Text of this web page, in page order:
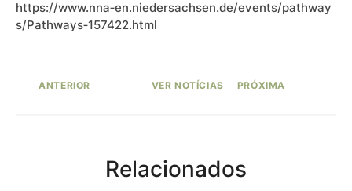
https://www.nna‑en.niedersachsen.de/events/pathway
s/Pathways‑157422.html
ANTERIOR VER NOTÍCIAS PRÓXIMA
Relacionados